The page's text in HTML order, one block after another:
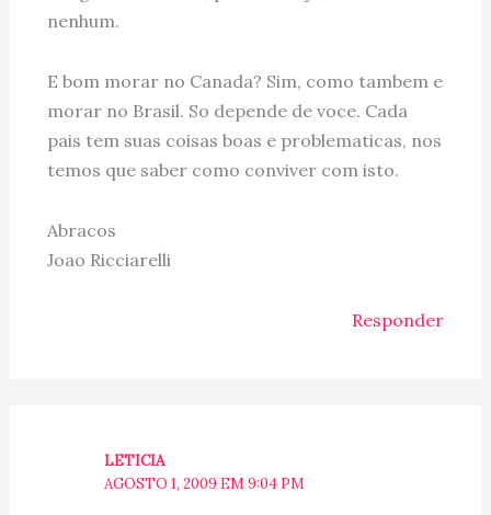
nenhum.
E bom morar no Canada? Sim, como tambem e
morar no Brasil. So depende de voce. Cada
pais tem suas coisas boas e problematicas, nos
temos que saber como conviver com isto.
Abracos
Joao Ricciarelli
Responder
LETICIA
AGOSTO 1, 2009 EM 9:04 PM